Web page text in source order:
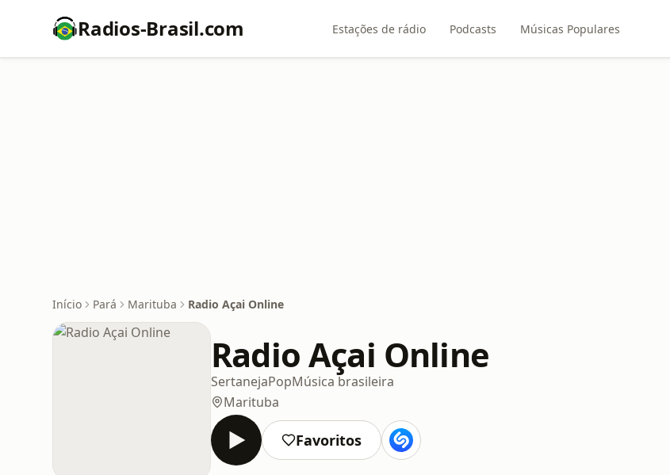
Radios-Brasil.com Estações de rádio Podcasts Músicas Populares
Início Pará Marituba Radio Açai Online
Radio Açai Online
SertanejaPopMúsica brasileira
Marituba
Favoritos